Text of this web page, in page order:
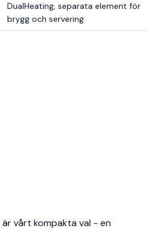
DualHeating, separata element för
brygg och servering
är vårt kompakta val - en